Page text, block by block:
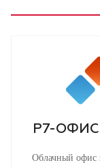
Р7-
Облачный офис